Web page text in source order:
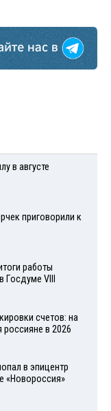
в августе
приговорили к
работы
VIII
счетов: на
в 2026
в эпицентр
«Новороссия»